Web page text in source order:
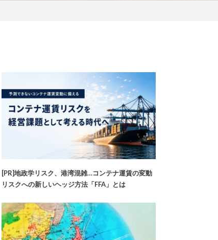
[PR]地政学リスク、港湾混雑…コンテナ運賃の変動
リスクへの新しいヘッジ方法「FFA」とは